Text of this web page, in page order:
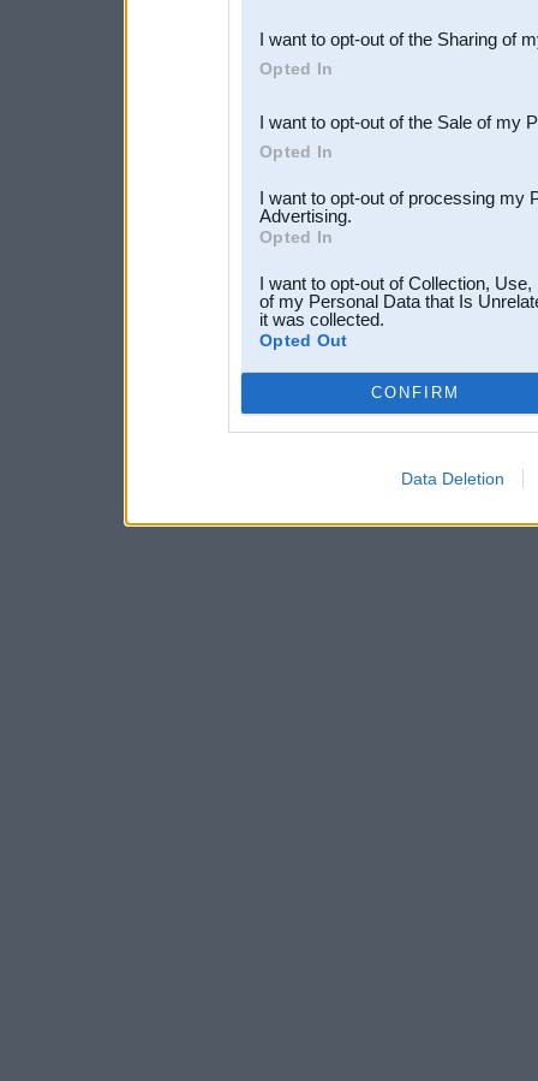
Downstream Participants
third parties.
I want to opt-out of the Sharing of
Opted In
I want to opt-out of the Sale of my
Opted In
I want to opt-out of processing my
Advertising.
Opted In
I want to opt-out of Collection,
of my Personal Data that Is
it was collected.
Opted Out
CONFIRM
Data Deletion